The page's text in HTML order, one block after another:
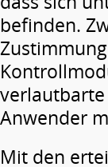
befinden.
Anwender
Mit den